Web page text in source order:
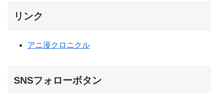
リンク
アニ漫クロニクル
SNSフォローボタン